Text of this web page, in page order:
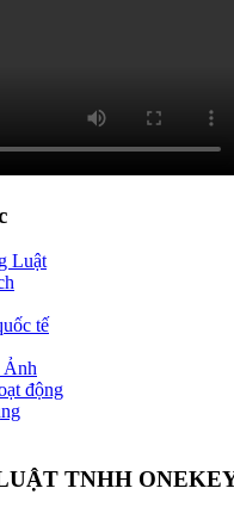
Luật
tế
Ảnh
động
TNHH